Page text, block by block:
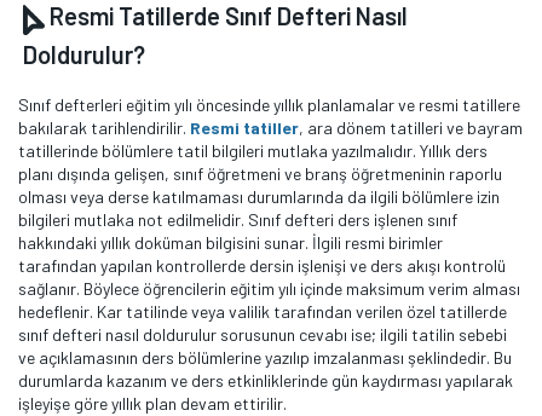
Resmi Tatillerde Sınıf Defteri Nasıl
Doldurulur?
Sınıf defterleri eğitim yılı öncesinde yıllık planlamalar ve resmi tatillere
bakılarak tarihlendirilir. Resmi tatiller, ara dönem tatilleri ve bayram
tatillerinde bölümlere tatil bilgileri mutlaka yazılmalıdır. Yıllık ders
planı dışında gelişen, sınıf öğretmeni ve branş öğretmeninin raporlu
olması veya derse katılmaması durumlarında da ilgili bölümlere izin
bilgileri mutlaka not edilmelidir. Sınıf defteri ders işlenen sınıf
hakkındaki yıllık doküman bilgisini sunar. İlgili resmi birimler
tarafından yapılan kontrollerde dersin işlenişi ve ders akışı kontrolü
sağlanır. Böylece öğrencilerin eğitim yılı içinde maksimum verim alması
hedeflenir. Kar tatilinde veya valilik tarafından verilen özel tatillerde
sınıf defteri nasıl doldurulur sorusunun cevabı ise; ilgili tatilin sebebi
ve açıklamasının ders bölümlerine yazılıp imzalanması şeklindedir. Bu
durumlarda kazanım ve ders etkinliklerinde gün kaydırması yapılarak
işleyişe göre yıllık plan devam ettirilir.